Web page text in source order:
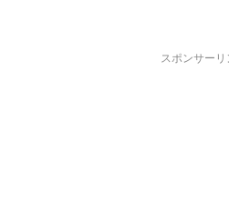
スポンサーリ